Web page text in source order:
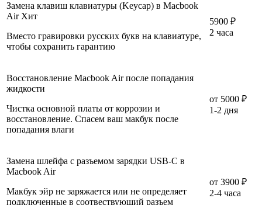
Замена клавиш клавиатуры (Keycap) в Macbook
Air Хит
Вместо гравировки русских букв на клавиатуре,
чтобы сохранить гарантию
5900 ₽
2 часа
Восстановление Macbook Air после попадания
жидкости
Чистка основной платы от коррозии и
восстановление. Спасем ваш макбук после
попадания влаги
от 5000 ₽
1-2 дня
Замена шлейфа с разъемом зарядки USB-C в
Macbook Air
Макбук эйр не заряжается или не определяет
подключенные в соотвествующий разъем
от 3900 ₽
2-4 часа